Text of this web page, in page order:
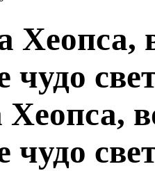
чудо